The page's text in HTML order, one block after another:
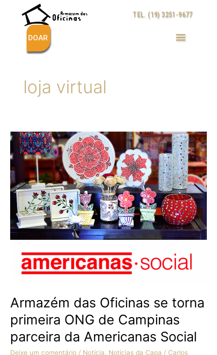
conteúdo
TEL. (19) 3251-9677
DOAR
loja virtual
Armazém das Oficinas se torna
primeira ONG de Campinas
parceira da Americanas Social
Deixe um comentário / Notícia, Notícias da Capa / Carlos
Armazém
das
Oficinas
se
torna
primeira
ONG
de
Campinas
parceira
Americanas
Social